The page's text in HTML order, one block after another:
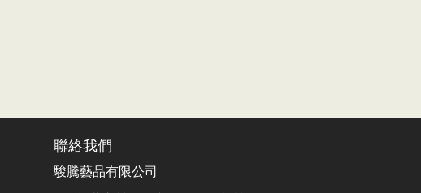
聯絡我們
駿騰藝品有限公司